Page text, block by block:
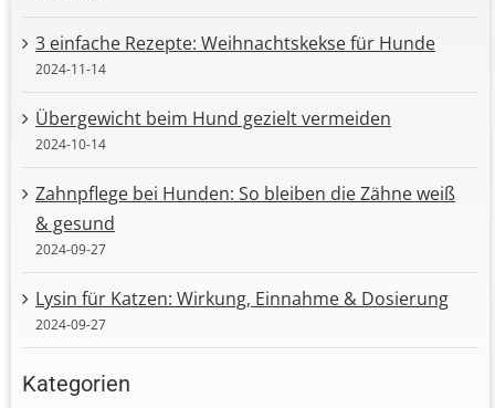
3 einfache Rezepte: Weihnachtskekse für Hunde
2024-11-14
Übergewicht beim Hund gezielt vermeiden
2024-10-14
Zahnpflege bei Hunden: So bleiben die Zähne weiß
& gesund
2024-09-27
Lysin für Katzen: Wirkung, Einnahme & Dosierung
2024-09-27
Kategorien